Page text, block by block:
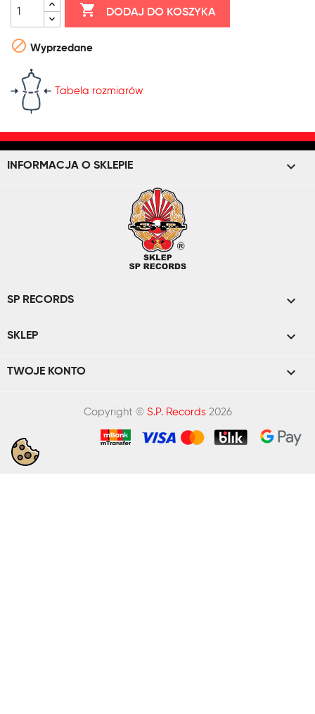
 DODAJ DO KOSZYKA
 Wyprzedane
Tabela rozmiarów
INFORMACJA O SKLEPIE keyboard_arrow_down
SP RECORDS 
SKLEP 
TWOJE KONTO 
Copyright © S.P. Records2026